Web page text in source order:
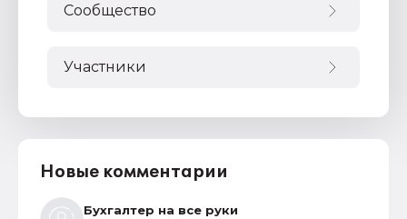
Сообщество
Участники
Новые комментарии
Бухгалтер на все руки